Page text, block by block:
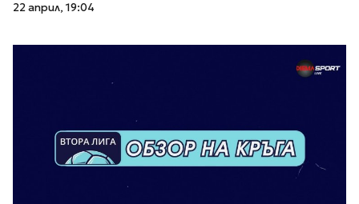
22 април, 19:04